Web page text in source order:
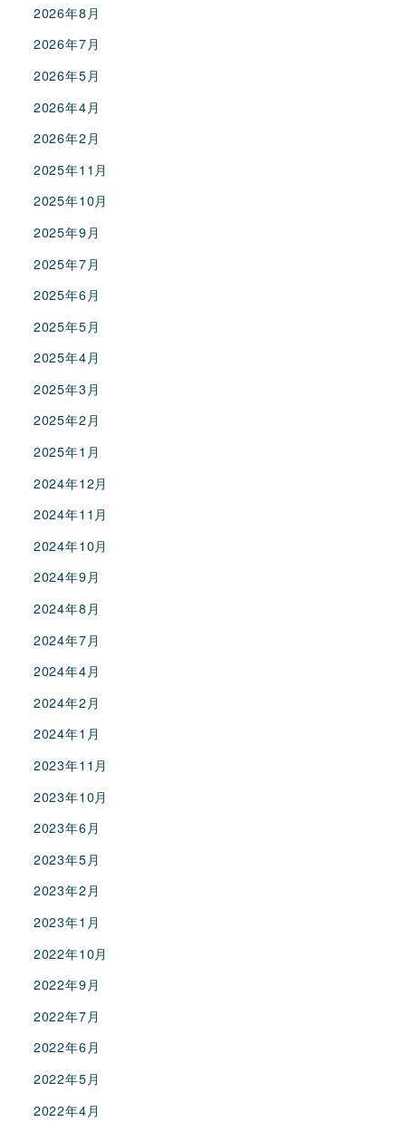
2026年8月
2026年7月
2026年5月
2026年4月
2026年2月
2025年11月
2025年10月
2025年9月
2025年7月
2025年6月
2025年5月
2025年4月
2025年3月
2025年2月
2025年1月
2024年12月
2024年11月
2024年10月
2024年9月
2024年8月
2024年7月
2024年4月
2024年2月
2024年1月
2023年11月
2023年10月
2023年6月
2023年5月
2023年2月
2023年1月
2022年10月
2022年9月
2022年7月
2022年6月
2022年5月
2022年4月